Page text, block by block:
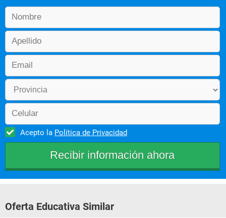
Acepto la Política de Privacidad
Oferta Educativa Similar